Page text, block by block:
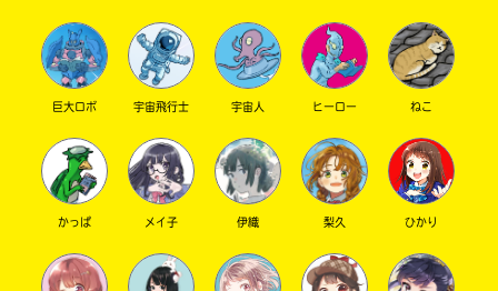
このマチのことを
もっと知りたい
キミに
巨大ロボ 宇宙飛行士 宇宙人 ヒーロー ねこ
かっぱ メイ子 伊織 梨久 ひかり